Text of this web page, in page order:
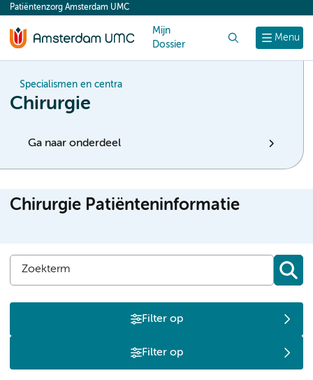
content
Menu
Patiëntenzorg Amsterdam UMC
Mijn
Dossier
Specialismen en centra
Chirurgie
Ga naar onderdeel
Chirurgie Patiënteninformatie
Filter op
Filter op